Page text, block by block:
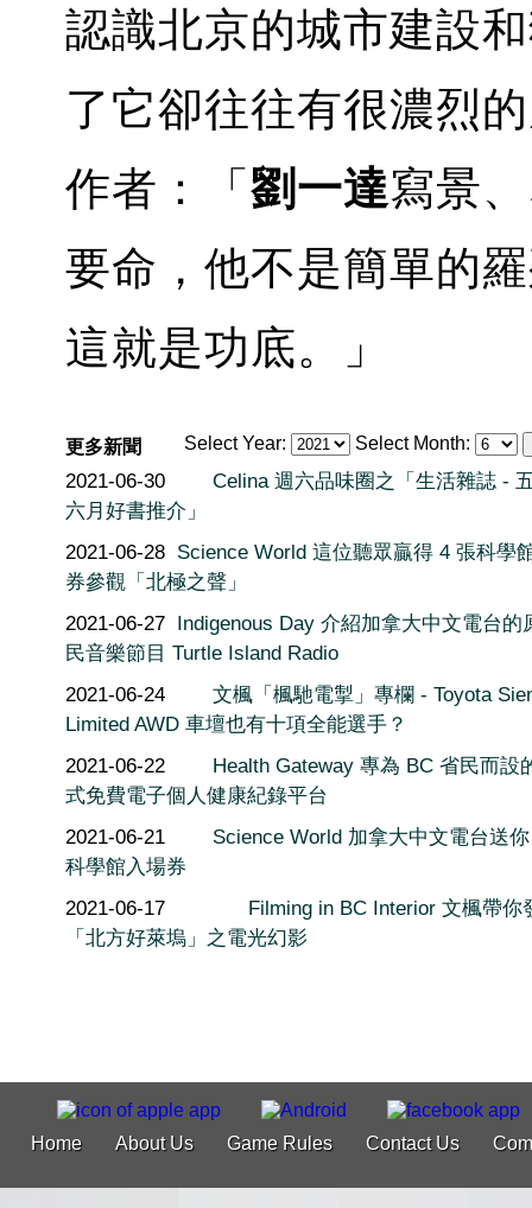
認識北京的城市建設
了它卻往往有很濃烈
作者：「 劉一達寫景
要命，他不是簡單的
這就是功底。」
Select Year: Select Month:
更多新聞
2021-06-30
Celina 週六品味圈之「生活雜誌 -
六月好書推介」
2021-06-28 Science World 這位聽眾贏得 4 張科學
券參觀「北極之聲」
2021-06-27 Indigenous Day 介紹加拿大中文電台的
民音樂節目 Turtle Island Radio
2021-06-24
文楓「楓馳電掣」專欄 - Toyota
Limited AWD 車壇也有十項全能選手？
2021-06-22
Health Gateway 專為 BC 省民而設
式免費電子個人健康紀錄平台
2021-06-21
Science World 加拿大中文電台送
科學館入場券
2021-06-17
Filming in BC Interior 文楓帶你
「北方好萊塢」之電光幻影
Home About Us Game Rules Contact Us